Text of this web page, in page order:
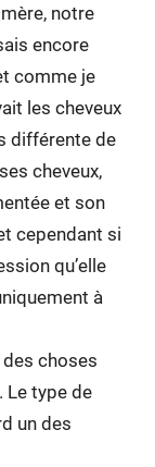
notre
encore
comme je
les cheveux
différente de
cheveux,
et son
cependant si
qu’elle
à
choses
Le type de
un des